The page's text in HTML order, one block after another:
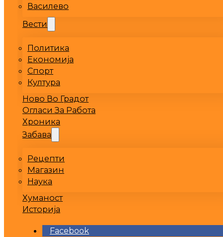
Василево
Вести
Политика
Економија
Спорт
Култура
Ново Во Градот
Огласи За Работа
Хроника
Забава
Рецепти
Магазин
Наука
Хуманост
Историја
Facebook